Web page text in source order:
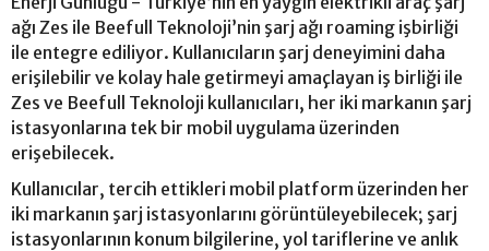
ağı Zes ile Beefull Teknoloji’nin şarj ağı roaming işbirliği
ile entegre ediliyor. Kullanıcıların şarj deneyimini daha
erişilebilir ve kolay hale getirmeyi amaçlayan iş birliği ile
Zes ve Beefull Teknoloji kullanıcıları, her iki markanın şarj
istasyonlarına tek bir mobil uygulama üzerinden
erişebilecek.
Kullanıcılar, tercih ettikleri mobil platform üzerinden her
iki markanın şarj istasyonlarını görüntüleyebilecek; şarj
istasyonlarının konum bilgilerine, yol tariflerine ve anlık